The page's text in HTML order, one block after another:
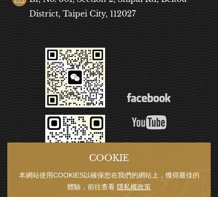
COOKIE
本網站使用COOKIES以確保您在我們的網站上，獲得最佳的
體驗，前往查看 隱私權政策
District, Taipei City, 112027